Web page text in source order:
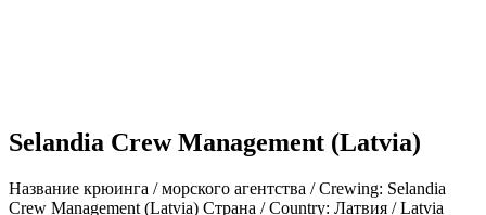
Selandia Crew Management (Latvia)
Название крюинга / морского агентства / Crewing: Selandia
Crew Management (Latvia) Страна / Country: Латвия / Latvia